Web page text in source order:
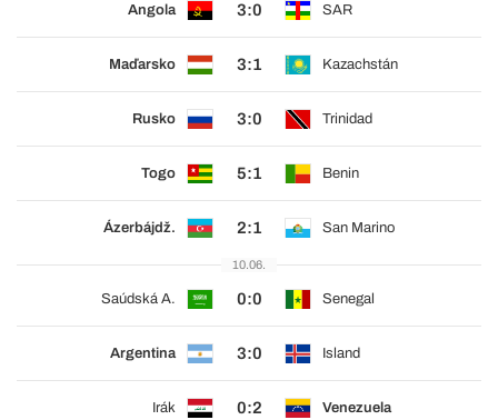
Angola 3:0 SAR
Maďarsko 3:1 Kazachstán
Rusko 3:0 Trinidad
Togo 5:1 Benin
Ázerbájdž. 2:1 San Marino
10.06.
Saúdská A. 0:0 Senegal
Argentina 3:0 Island
Irák 0:2 Venezuela